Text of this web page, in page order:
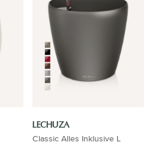
LECHUZA
Classic Alles Inklusive L